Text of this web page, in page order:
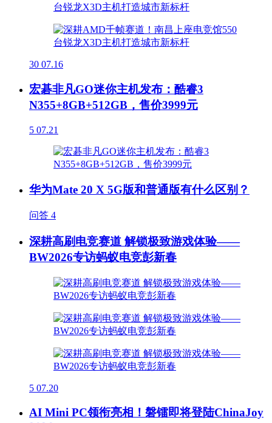
30 07.16
宏碁非凡GO迷你主机发布：酷睿3
N355+8GB+512GB，售价3999元
5 07.21
华为Mate 20 X 5G版和普通版有什么区别？
问答 4
深耕高刷电竞赛道 解锁极致游戏体验——
BW2026专访蚂蚁电竞彭新春
5 07.20
AI Mini PC领衔亮相！磐镭即将登陆ChinaJoy